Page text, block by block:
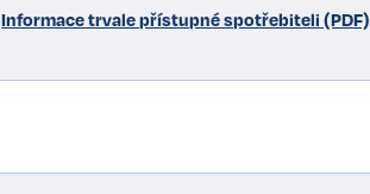
Informace trvale přístupné spotřebiteli (PDF)